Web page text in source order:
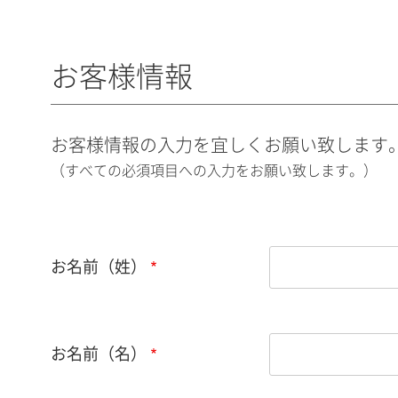
お客様情報
お客様情報の入力を宜しくお願い致します
（すべての必須項目への入力をお願い致します。）
お名前（姓）
お名前（名）